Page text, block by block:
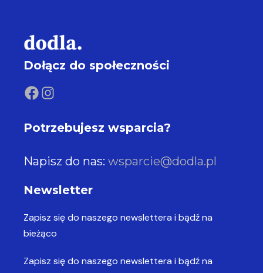
Dołącz do społeczności
Potrzebujesz wsparcia?
Napisz do nas:wsparcie@dodla.pl
Newsletter
Zapisz się do naszego newsletterai bądź na
bieżąco
Zapisz się do naszego newsletterai bądź na